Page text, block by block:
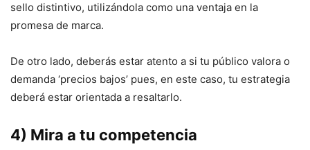
sello distintivo, utilizándola como una ventaja en la
promesa de marca.
De otro lado, deberás estar atento a si tu público valora o
demanda ‘precios bajos’ pues, en este caso, tu estrategia
deberá estar orientada a resaltarlo.
4) Mira a tu competencia